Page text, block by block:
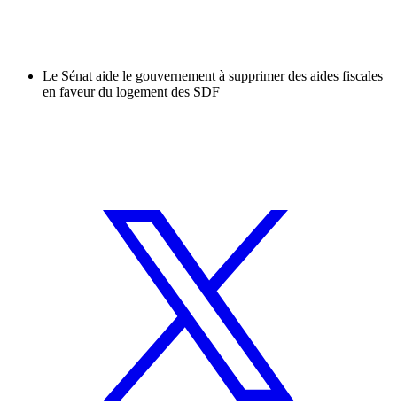
Le Sénat aide le gouvernement à supprimer des aides fiscales
en faveur du logement des SDF